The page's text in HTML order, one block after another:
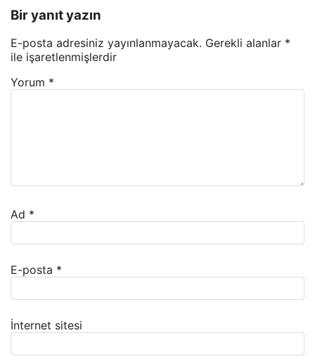
Bir yanıt yazın
E-posta adresiniz yayınlanmayacak. Gerekli alanlar *
ile işaretlenmişlerdir
Yorum *
Ad *
E-posta *
İnternet sitesi